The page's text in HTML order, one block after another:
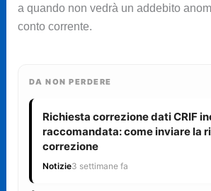
a quando non vedrà un addebito
conto corrente.
DA NON PERDERE
Richiesta correzione dati CRIF
raccomandata: come inviare la
correzione
Notizie3 settimane fa